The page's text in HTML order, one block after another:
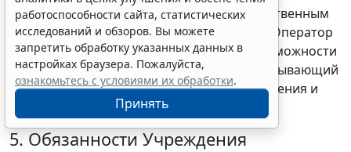
4.11. Если установить соединение с Ответственным
должностным лицом УФНС не удалось, то Оператор
информирует налогоплательщика о невозможности
в настоящий момент предоставить исчерпывающий
ответ налогоплательщику, приносит извинения и
завершает разговор.
5. Обязанности Учреждения
работоспособности сайта, статистических
исследований и обзоров. Вы можете
запретить обработку указанных данных в
настройках браузера. Пожалуйста,
ознакомьтесь с условиями их обработки.
Принять